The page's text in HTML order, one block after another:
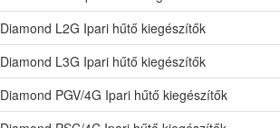
Diamond L2G Ipari hűtő kiegészítők
Diamond L3G Ipari hűtő kiegészítők
Diamond PGV/4G Ipari hűtő kiegészítők